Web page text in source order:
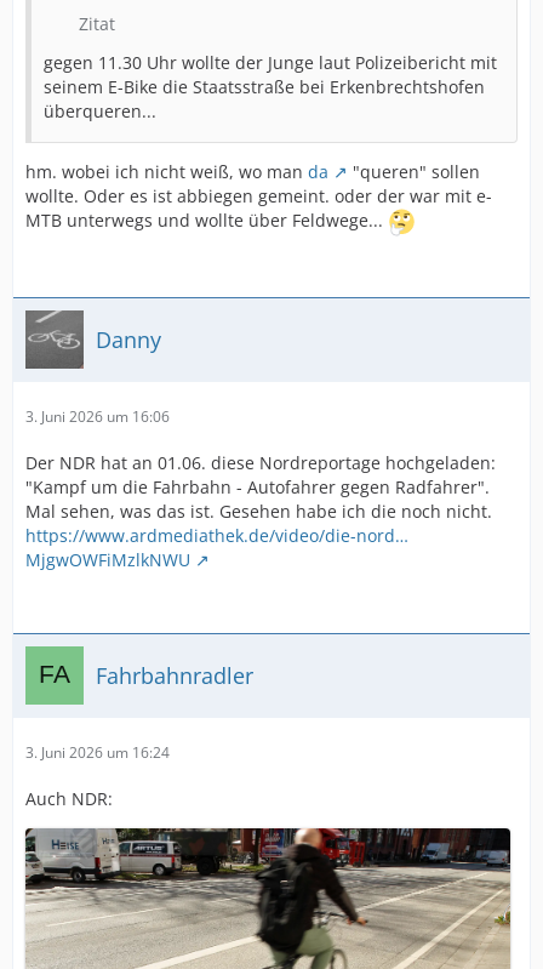
Zitat
gegen 11.30 Uhr wollte der Junge laut Polizeibericht mit
seinem E-Bike die Staatsstraße bei Erkenbrechtshofen
überqueren...
hm. wobei ich nicht weiß, wo man da
"queren" sollen
wollte. Oder es ist abbiegen gemeint. oder der war mit e-
MTB unterwegs und wollte über Feldwege...
Danny
3. Juni 2026 um 16:06
Der NDR hat an 01.06. diese Nordreportage hochgeladen:
"Kampf um die Fahrbahn - Autofahrer gegen Radfahrer".
Mal sehen, was das ist. Gesehen habe ich die noch nicht.
https://www.ardmediathek.de/video/die-nord…
MjgwOWFiMzlkNWU
Fahrbahnradler
3. Juni 2026 um 16:24
Auch NDR: